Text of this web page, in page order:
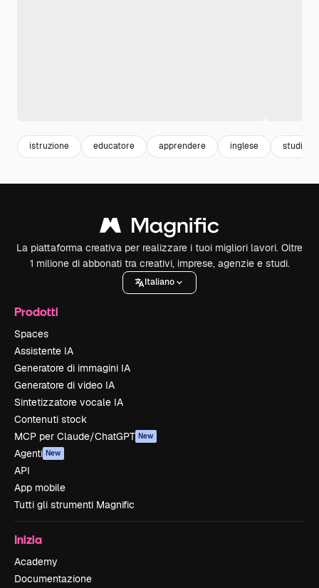
istruzione educatore apprendere inglese studio
La piattaforma creativa per realizzare i tuoi migliori lavori. Oltre
1 milione di abbonati tra creativi, imprese, agenzie e studi.
Italiano
Prodotti
Spaces
Assistente IA
Generatore di immagini IA
Generatore di video IA
Sintetizzatore vocale IA
Contenuti stock
MCP per Claude/ChatGPT New
Agenti New
API
App mobile
Tutti gli strumenti Magnific
Inizia
Academy
Documentazione